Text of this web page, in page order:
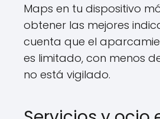
Maps en tu dispositivo
obtener las mejores
cuenta que el
es limitado, con menos
no está vigilado.